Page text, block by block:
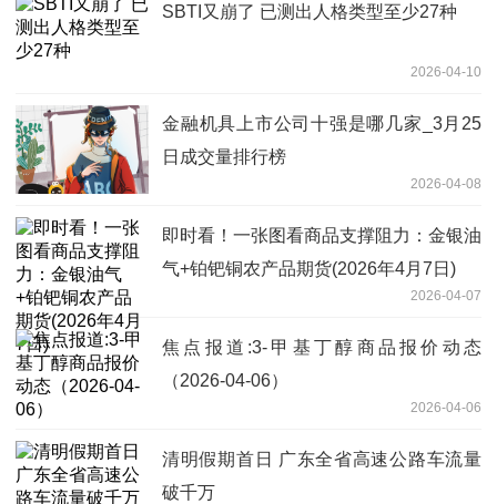
SBTI又崩了 已测出人格类型至少27种
2026-04-10
金融机具上市公司十强是哪几家_3月25
日成交量排行榜
2026-04-08
即时看！一张图看商品支撑阻力：金银油
气+铂钯铜农产品期货(2026年4月7日)
2026-04-07
焦点报道:3-甲基丁醇商品报价动态
（2026-04-06）
2026-04-06
清明假期首日 广东全省高速公路车流量
破千万